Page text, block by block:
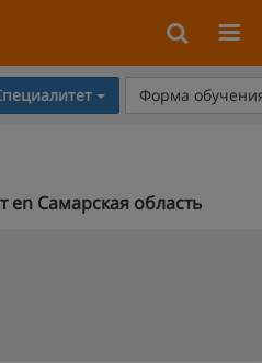
Форма
en Самарская область